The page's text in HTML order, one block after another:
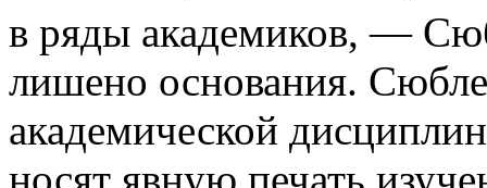
в ряды академиков, —
лишено основания.
академической
носят явную печать